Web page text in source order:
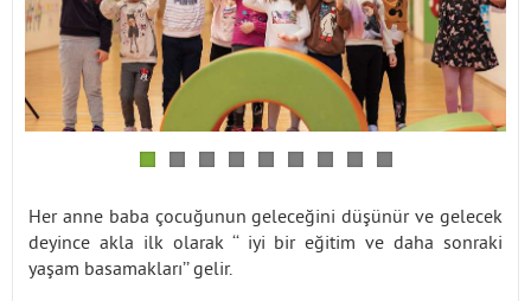
Her anne baba çocuğunun geleceğini düşünür ve gelecek
deyince akla ilk olarak ‘‘ iyi bir eğitim ve daha sonraki
yaşam basamakları’’ gelir.